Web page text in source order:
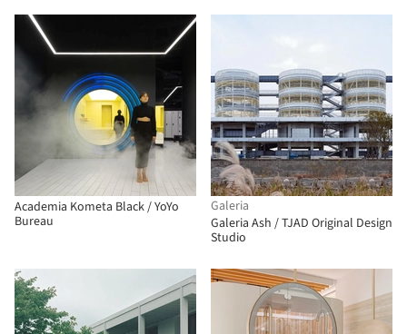
Academia Kometa Black / YoYo
Bureau
Galeria
Galeria Ash / TJAD Original Design
Studio